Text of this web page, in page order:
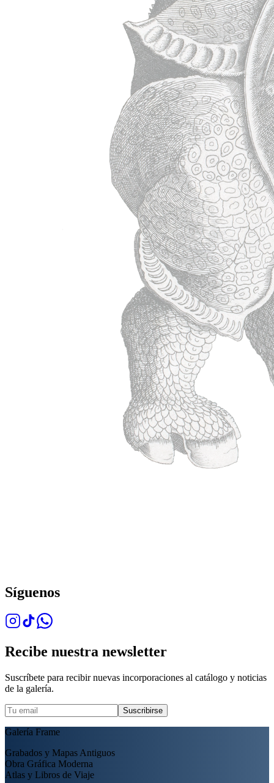
Síguenos
Recibe nuestra newsletter
Suscríbete para recibir nuevas incorporaciones al catálogo y noticias
de la galería.
Suscribirse
Galería Frame
Grabados y Mapas Antiguos
Obra Gráfica Moderna
Atlas y Libros de Viaje